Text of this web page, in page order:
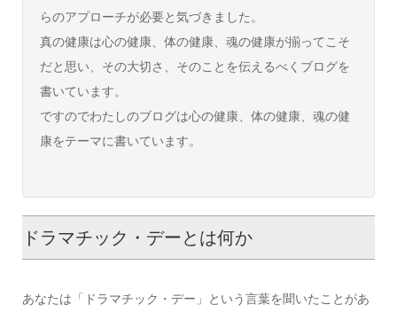
らのアプローチが必要と気づきました。
真の健康は心の健康、体の健康、魂の健康が揃ってこそ
だと思い、その大切さ、そのことを伝えるべくブログを
書いています。
ですのでわたしのブログは心の健康、体の健康、魂の健
康をテーマに書いています。
ドラマチック・デーとは何か
あなたは「ドラマチック・デー」という言葉を聞いたことがあ